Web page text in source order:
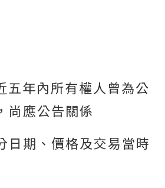
五年內所有權人曾為公
尚應公告關係
日期、價格及交易當時